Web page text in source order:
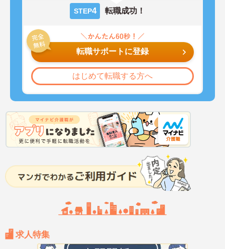
STEP4 転職成功！
転職サポートに登録
はじめて転職する方へ
求人特集